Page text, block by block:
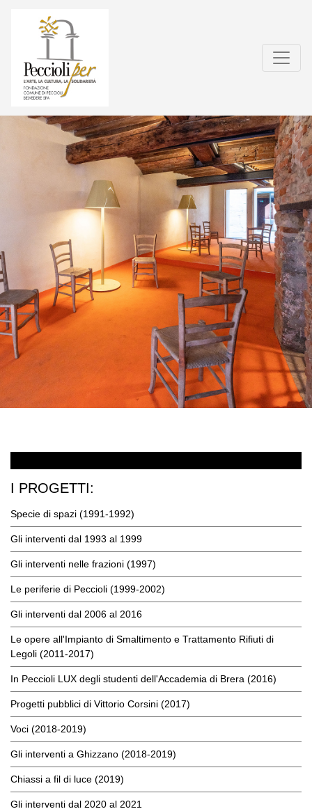
I PROGETTI:
Specie di spazi (1991-1992)
Gli interventi dal 1993 al 1999
Gli interventi nelle frazioni (1997)
Le periferie di Peccioli (1999-2002)
Gli interventi dal 2006 al 2016
Le opere all'Impianto di Smaltimento e Trattamento Rifiuti di
Legoli (2011-2017)
In Peccioli LUX degli studenti dell'Accademia di Brera (2016)
Progetti pubblici di Vittorio Corsini (2017)
Voci (2018-2019)
Gli interventi a Ghizzano (2018-2019)
Chiassi a fil di luce (2019)
Gli interventi dal 2020 al 2021